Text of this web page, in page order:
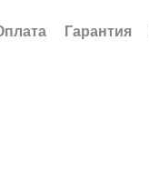
Гарантия